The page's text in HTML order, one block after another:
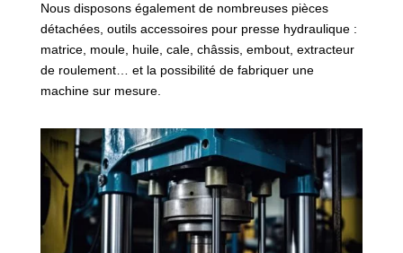
Nous disposons également de nombreuses pièces
détachées, outils accessoires pour presse hydraulique :
matrice, moule, huile, cale, châssis, embout, extracteur
de roulement… et la possibilité de fabriquer une
machine sur mesure.